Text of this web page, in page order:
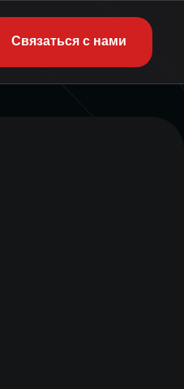
Связаться с нами